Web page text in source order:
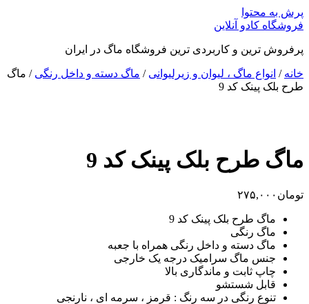
پرش به محتوا
فروشگاه کادو آنلاین
پرفروش ترین و کاربردی ترین فروشگاه ماگ در ایران
خانه / انواع ماگ ، لیوان و زیرلیوانی / ماگ دسته و داخل رنگی / ماگ
طرح بلک پینک کد 9
ماگ طرح بلک پینک کد 9
تومان ۲۷۵,۰۰۰
ماگ طرح بلک پینک کد 9
ماگ رنگی
ماگ دسته و داخل رنگی همراه با جعبه
جنس ماگ سرامیک درجه یک خارجی
چاپ ثابت و ماندگاری بالا
قابل شستشو
تنوع رنگی در سه رنگ : قرمز ، سرمه ای ، نارنجی